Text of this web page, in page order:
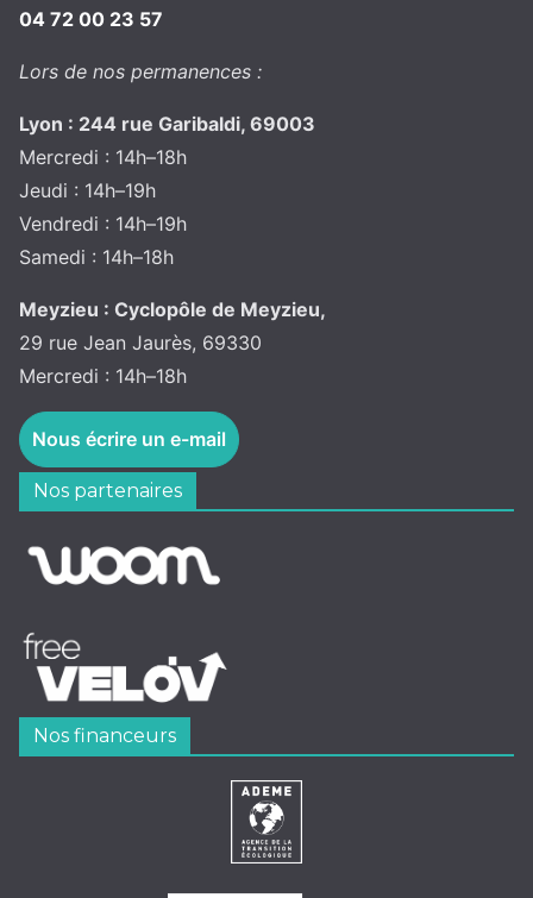
04 72 00 23 57
Lors de nos permanences :
Lyon : 244 rue Garibaldi, 69003
Mercredi : 14h–18h
Jeudi : 14h–19h
Vendredi : 14h–19h
Samedi : 14h–18h
Meyzieu : Cyclopôle de Meyzieu,
29 rue Jean Jaurès, 69330
Mercredi : 14h–18h
Nous écrire un e-mail
Nos partenaires
Nos financeurs